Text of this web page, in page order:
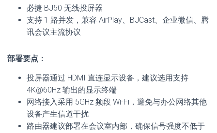
必捷 BJ50 无线投屏器
支持 1 路并发，兼容 AirPlay、BJCast、企业微信、腾
讯会议主流协议
部署要点：
投屏器通过 HDMI 直连显示设备，建议选用支持
4K@60Hz 输出的显示终端
网络接入采用 5GHz 频段 Wi-Fi，避免与办公网络其他
设备产生信道干扰
路由器建议部署在会议室内部，确保信号强度不低于